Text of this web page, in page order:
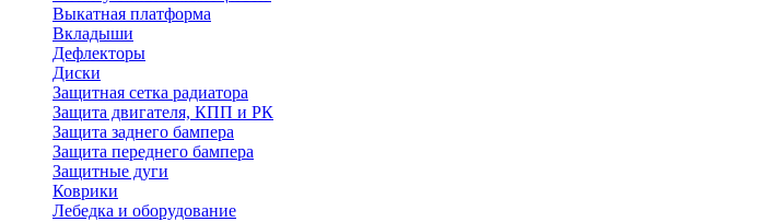
Выкатная платформа
Вкладыши
Дефлекторы
Диски
Защитная сетка радиатора
Защита двигателя, КПП и РК
Защита заднего бампера
Защита переднего бампера
Защитные дуги
Коврики
Лебедка и оборудование